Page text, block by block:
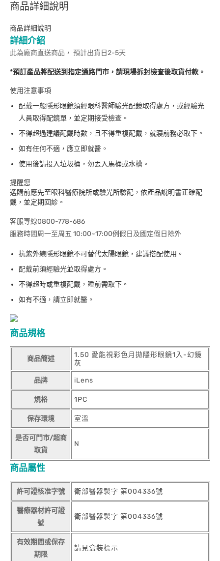
商品詳細說明
商品詳細說明
詳細介紹
此為廠商直送商品， 預計出貨日2-5天
*預訂產品將配送到指定通路門市，請現場拆封檢查後取貨付款。
使用注意事項
配戴一般隱形眼鏡須經眼科醫師驗光配鏡取得處方，或經驗光
人員取得配鏡單，並定期接受檢查。
不得超過建議配戴時數，且不得重複配戴，就寢前務必取下。
如有任何不適，應立即就醫。
使用後請投入垃圾桶，勿丟入馬桶或水槽。
提醒您
選購前應先至眼科醫療院所或驗光所驗配，依產品說明書正確配
戴，並定期回診。
客服專線0800-778-686
服務時間周一至周五 10:00~17:00例假日及國定假日除外
抗紫外線隱形眼鏡不可替代太陽眼鏡，建議搭配使用。
配戴前須經驗光並取得處方。
不得超時或重複配戴，睡前需取下。
如有不適，請立即就醫。
商品規格
商品簡述
1.50 愛能視彩色月拋隱形眼鏡1入-幻鏡
灰
品牌 iLens
規格 1PC
保存環境 室溫
是否可門市/超商
取貨
N
商品屬性
許可證核准字號 衛部醫器製字 第004336號
醫療器材許可證
號
衛部醫器製字 第004336號
有效期間或保存
期限
請見盒裝標示